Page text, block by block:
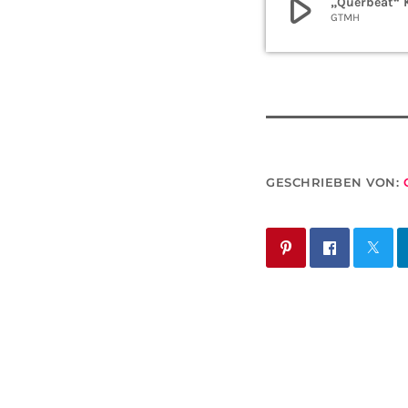
play_arrow GTMH
GESCHRIEBEN VON: